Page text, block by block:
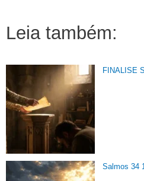
Leia também:
FINALISE
Salmos 34